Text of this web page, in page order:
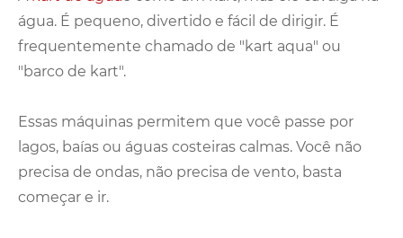
água. É pequeno, divertido e fácil de dirigir. É
frequentemente chamado de "kart aqua" ou
"barco de kart".
Essas máquinas permitem que você passe por
lagos, baías ou águas costeiras calmas. Você não
precisa de ondas, não precisa de vento, basta
começar e ir.